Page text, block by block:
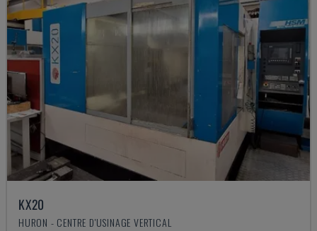
KX20
HURON - CENTRE D'USINAGE VERTICAL